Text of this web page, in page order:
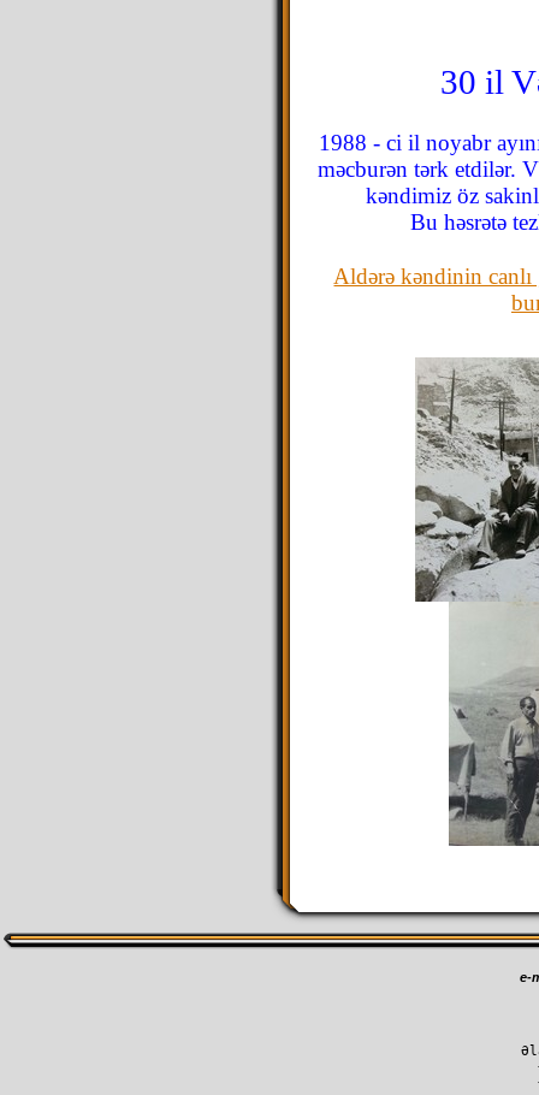
30 il
1988 - ci il noyabr
məcburən tərk etdilər.
kəndimiz öz
Bu həsrətə
Aldərə kəndinin
e-